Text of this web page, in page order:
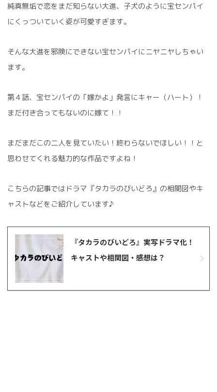
純真無垢で恋をまだ知らない大進、子犬のように宝センパイ
にくっついていく姿が可愛すぎます。
そんな大進を邪険にできない宝センパイにニヤニヤしちゃい
ます。
第４話、宝センパイの「嫁かよ」発言にキャー（ハート）！
まだ付き合ってもないのに嫁て！！
まだまだこの二人を見ていたい！終わらないでほしい！！と
思わせてくれる魅力的な作品ですよね！
こちらの記事ではドラマ『タカラのびいどろ』の相関図やキ
ャストなどをご紹介しています♪
『タカラのびいどろ』実写ドラマ化！
キャストや相関図・感想は？